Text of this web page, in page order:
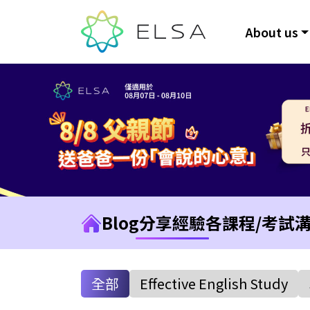
About us
Blog分享經驗各課程/考試
全部 Effective English Study